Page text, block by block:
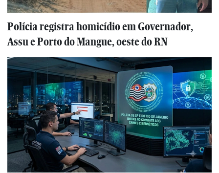
Polícia registra homicídio em Governador,
Assu e Porto do Mangue, oeste do RN